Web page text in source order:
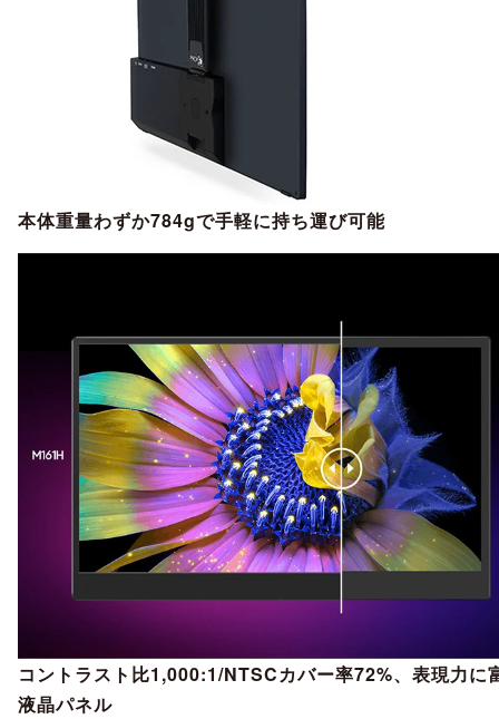
本体重量わずか784gで手軽に持ち運び可能
コントラスト比1,000:1/NTSCカバー率72%、表現力に
液晶パネル